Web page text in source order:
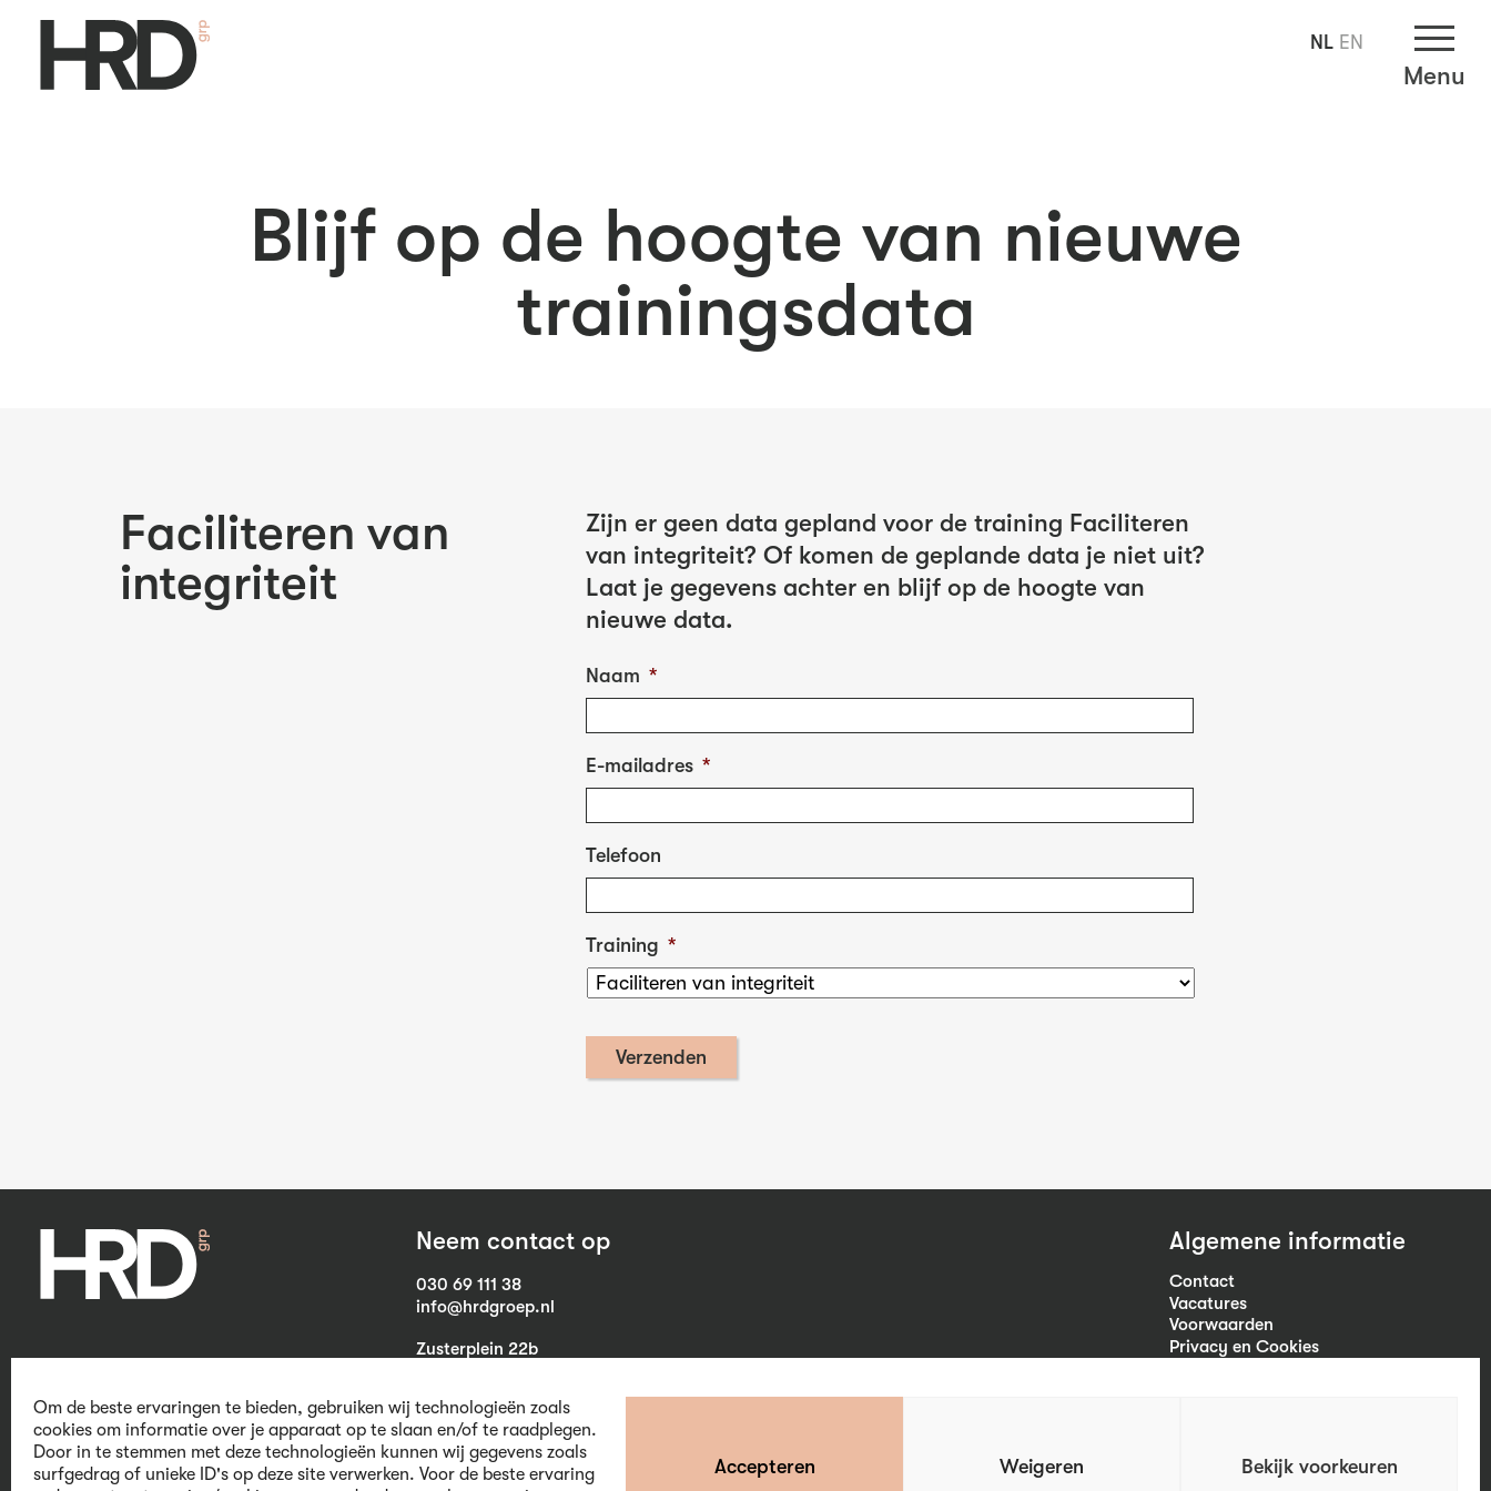
Om de beste ervaringen te bieden, gebruiken wij technologieën zoals
cookies om informatie over je apparaat op te slaan en/of te raadplegen.
Door in te stemmen met deze technologieën kunnen wij gegevens zoals
surfgedrag of unieke ID's op deze site verwerken. Voor de beste ervaring
Accepteren Weigeren Bekijk voorkeuren
Menu
Blijf op de hoogte van nieuwe
trainingsdata
Faciliteren van
integriteit
Zijn er geen data gepland voor de training Faciliteren
van integriteit? Of komen de geplande data je niet uit?
Laat je gegevens achter en blijf op de hoogte van
nieuwe data.
Naam *
E-mailadres *
Telefoon
Training *
We believe in
Neem contact op
030 69 111 38
info@hrdgroep.nl
Zusterplein 22b
Algemene informatie
Contact
Vacatures
Voorwaarden
Privacy en Cookies
Volg ons
NL EN